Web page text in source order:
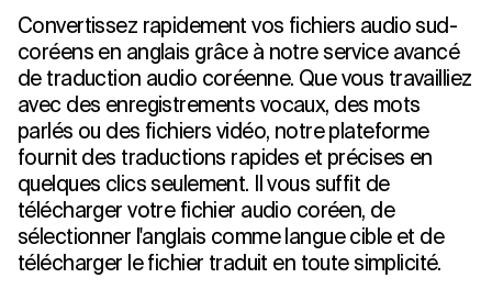
Convertissez rapidement vos fichiers audio sud-
coréens en anglais grâce à notre service avancé
de traduction audio coréenne. Que vous travailliez
avec des enregistrements vocaux, des mots
parlés ou des fichiers vidéo, notre plateforme
fournit des traductions rapides et précises en
quelques clics seulement. Il vous suffit de
télécharger votre fichier audio coréen, de
sélectionner l'anglais comme langue cible et de
télécharger le fichier traduit en toute simplicité.